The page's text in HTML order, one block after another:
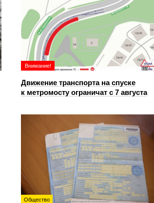
Внимание!
Движение транспорта на спуске
к метромосту ограничат с 7 августа
Общество